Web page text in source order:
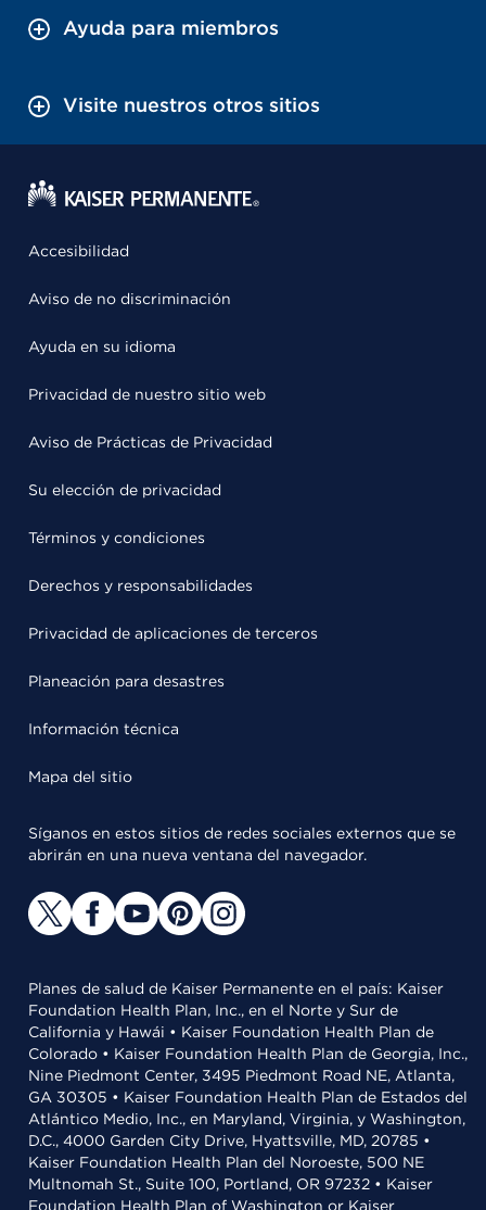
Ayuda para miembros
Visite nuestros otros sitios
Accesibilidad
Aviso de no discriminación
Ayuda en su idioma
Privacidad de nuestro sitio web
Aviso de Prácticas de Privacidad
Su elección de privacidad
Términos y condiciones
Derechos y responsabilidades
Privacidad de aplicaciones de terceros
Planeación para desastres
Información técnica
Mapa del sitio
Síganos en estos sitios de redes sociales externos que se
abrirán en una nueva ventana del navegador.
Planes de salud de Kaiser Permanente en el país: Kaiser
Foundation Health Plan, Inc., en el Norte y Sur de
California y Hawái • Kaiser Foundation Health Plan de
Colorado • Kaiser Foundation Health Plan de Georgia, Inc.,
Nine Piedmont Center, 3495 Piedmont Road NE, Atlanta,
GA 30305 • Kaiser Foundation Health Plan de Estados del
Atlántico Medio, Inc., en Maryland, Virginia, y Washington,
D.C., 4000 Garden City Drive, Hyattsville, MD, 20785 •
Kaiser Foundation Health Plan del Noroeste, 500 NE
Multnomah St., Suite 100, Portland, OR 97232 • Kaiser
Foundation Health Plan of Washington or Kaiser